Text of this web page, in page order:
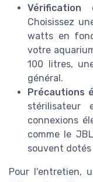
Choisissez
watts en
votre
100 litres,
général.
Précautions
stérilisateur
connexions
comme le
souvent
Pour l'entretien,